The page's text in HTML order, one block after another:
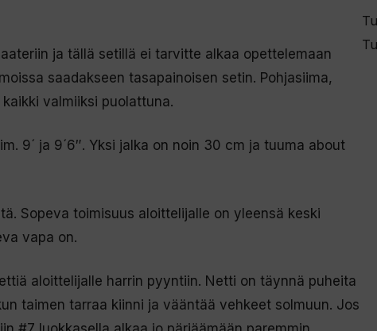
ja tällä setillä ei tarvitte alkaa opettelemaan
saadakseen tasapainoisen setin. Pohjasiima,
valmiiksi puolattuna.
9´ ja 9´6″. Yksi jalka on noin 30 cm ja tuuma about
Sopeva toimisuus aloittelijalle on yleensä keski
vapa on.
aloittelijalle harrin pyyntiin. Netti on täynnä puheita
taimen tarraa kiinni ja vääntää vehkeet solmuun. Jos